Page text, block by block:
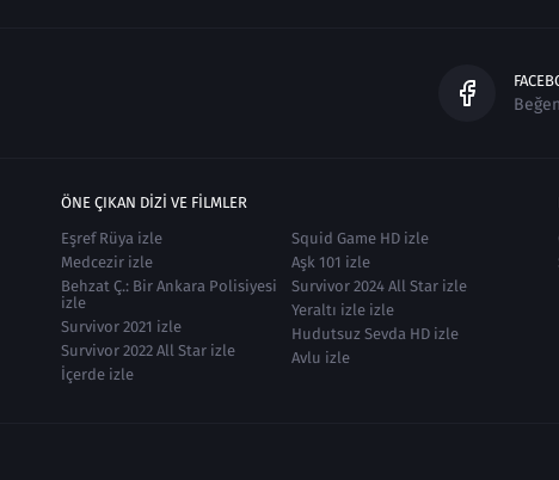
Beğen
ÖNE ÇIKAN DIZI VE FILMLER
Eşref Rüya izle
Medcezir izle
Behzat Ç.: Bir Ankara Polisiyesi
izle
Survivor 2021 izle
Survivor 2022 All Star izle
İçerde izle
Squid Game HD izle
Aşk 101 izle
Survivor 2024 All Star izle
Yeraltı izle izle
Hudutsuz Sevda HD izle
Avlu izle